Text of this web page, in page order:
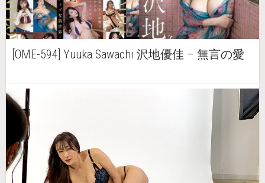
[OME-594] Yuuka Sawachi 沢地優佳 – 無言の愛